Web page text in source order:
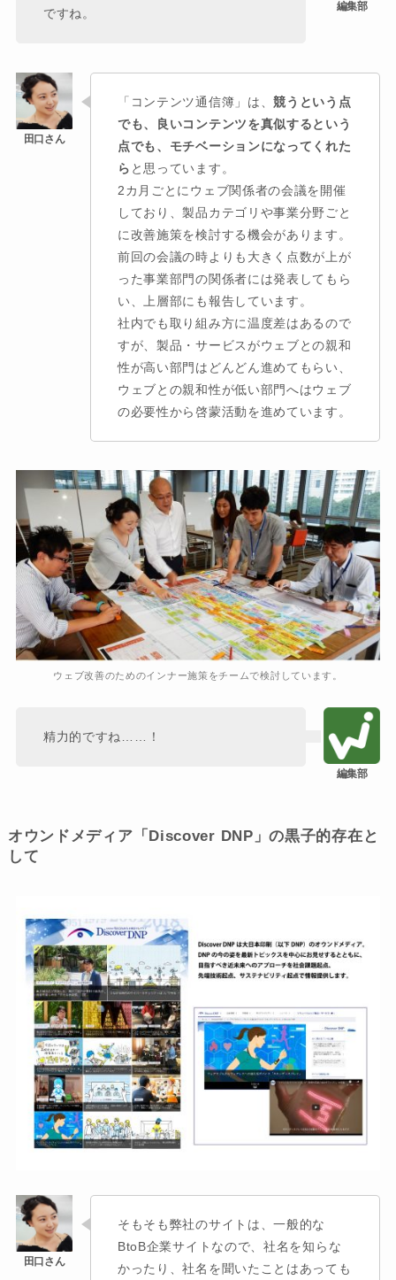
ですね。
「コンテンツ通信簿」は、競うという点
でも、良いコンテンツを真似するという
点でも、モチベーションになってくれた
ら と思っています。
2カ月ごとにウェブ関係者の会議を開催
しており、製品カテゴリや事業分野ごと
に改善施策を検討する機会があります。
前回の会議の時よりも大きく点数が上が
った事業部門の関係者には発表してもら
い、上層部にも報告しています。
社内でも取り組み方に温度差はあるので
すが、製品・サービスがウェブとの親和
性が高い部門はどんどん進めてもらい、
ウェブとの親和性が低い部門へはウェブ
の必要性から啓蒙活動を進めています。
ウェブ改善のためのインナー施策をチームで検討しています。
精力的ですね……！
オウンドメディア「Discover DNP」の黒子的存在と
して
そもそも弊社のサイトは、一般的な
BtoB企業サイトなので、社名を知らな
かったり、社名を聞いたことはあっても